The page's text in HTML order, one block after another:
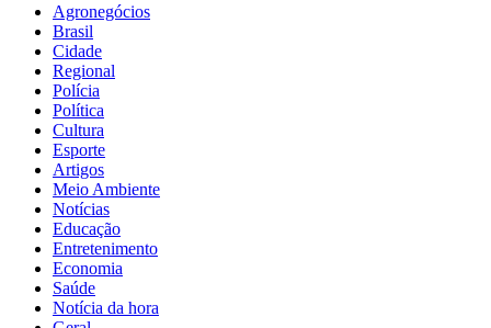
Agronegócios
Brasil
Cidade
Regional
Polícia
Política
Cultura
Esporte
Artigos
Meio Ambiente
Notícias
Educação
Entretenimento
Economia
Saúde
Notícia da hora